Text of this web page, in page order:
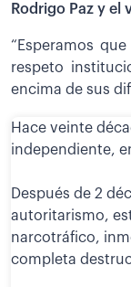
Rodrigo Paz y el
“Esperamos
respeto
encima de sus
Hace veinte
independiente,
Después de 2
autoritarismo,
narcotráfico,
completa